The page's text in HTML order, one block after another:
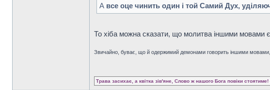
А все оце чинить один і той Самий Дух,
То хіба можна сказати, що молитва іншими мовами
Звичайно, буває, що й одержимий демонами говорить іншими
Трава засихає, а квітка зів'яне, Слово ж нашого Бога повіки стоятиме!